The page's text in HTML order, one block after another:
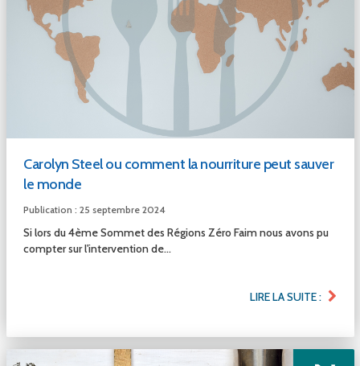
Carolyn Steel ou comment la nourriture peut sauver
le monde
Publication : 25 septembre 2024
Si lors du 4ème Sommet des Régions Zéro Faim nous avons pu
compter sur l'intervention de...
LIRE LA SUITE :